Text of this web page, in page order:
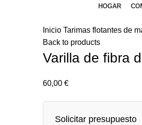
HOGAR
Inicio Tarimas flotantes de
Back to products
Varilla de fibra
60,00 €
Solicitar presupuesto